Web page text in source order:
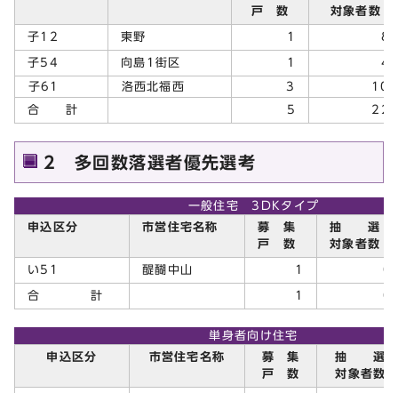
戸 数
対象者数
子12 東野 1 8
子54 向島1街区 1 4
子61 洛西北福西 3 10
合 計 5 22
2 多回数落選者優先選考
一般住宅 3DKタイプ
申込区分
市営住宅名称
募 集
戸 数
抽 選
対象者数
い51 醍醐中山 1 0
合 計 1 0
単身者向け住宅
申込区分
市営住宅名称
募 集
戸 数
抽 選
対象者数